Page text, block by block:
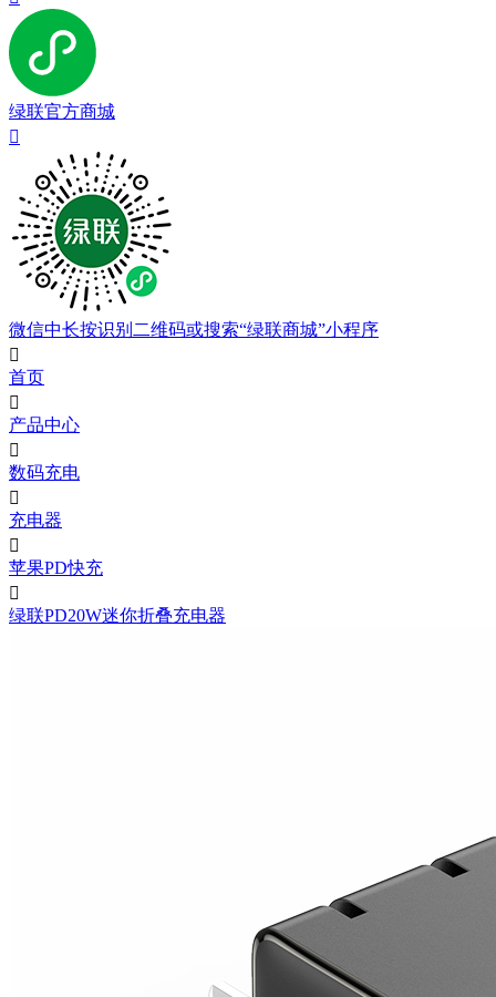
绿联官方商城

微信中长按识别二维码或搜索“绿联商城”小程序

首页

产品中心

数码充电

充电器

苹果PD快充

绿联PD20W迷你折叠充电器